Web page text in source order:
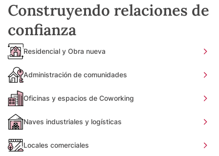
Construyendo relaciones de
confianza
Residencial y Obra nueva
Administración de comunidades
Oficinas y espacios de Coworking
Naves industriales y logísticas
Locales comerciales